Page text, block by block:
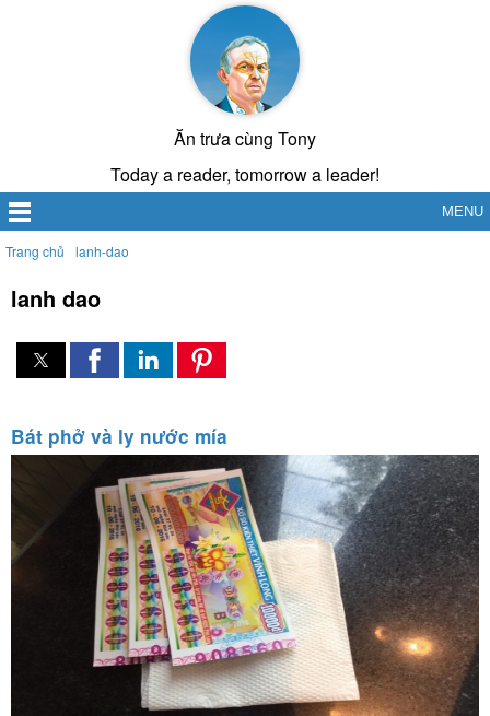
Ăn trưa cùng Tony
Today a reader, tomorrow a leader!
MENU
Trang chủ lanh-dao
lanh dao
Bát phở và ly nước mía